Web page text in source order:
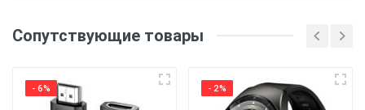
Материал
(ТПУ) материал обеспечивает хорошую защиту
гибкость и удобство использования.
Напишите отзыв или
комментарий
Сопутствующие товары
- 6% - 2%